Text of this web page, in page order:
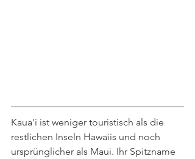
Kaua'i ist weniger touristisch als die
restlichen Inseln Hawaiis und noch
ursprünglicher als Maui. Ihr Spitzname